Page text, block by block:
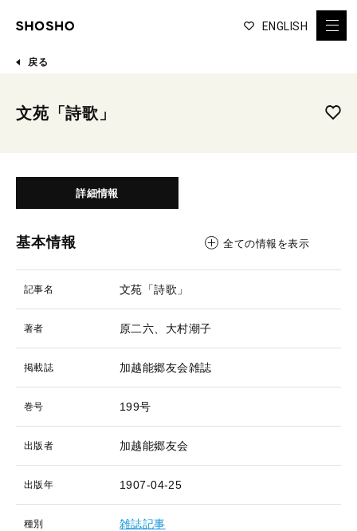
ENGLISH
戻る
文苑「詩歌」
詳細情報
基本情報 全ての情報を表示
記事名 文苑「詩歌」
著者 原二六、大村潮子
掲載誌 加越能郷友会雑誌
巻号 199号
出版者 加越能郷友会
出版年 1907-04-25
種別 雑誌記事